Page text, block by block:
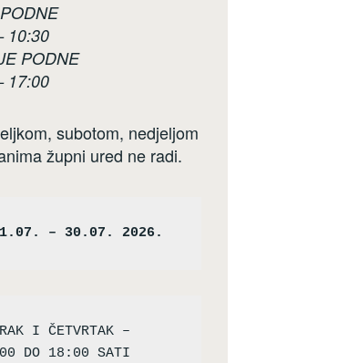
10:30
PODNE
17:00
subotom, nedjeljom
župni ured ne radi.
1.07. – 30.07. 2026.
I ČETVRTAK –
DO 18:00 SATI